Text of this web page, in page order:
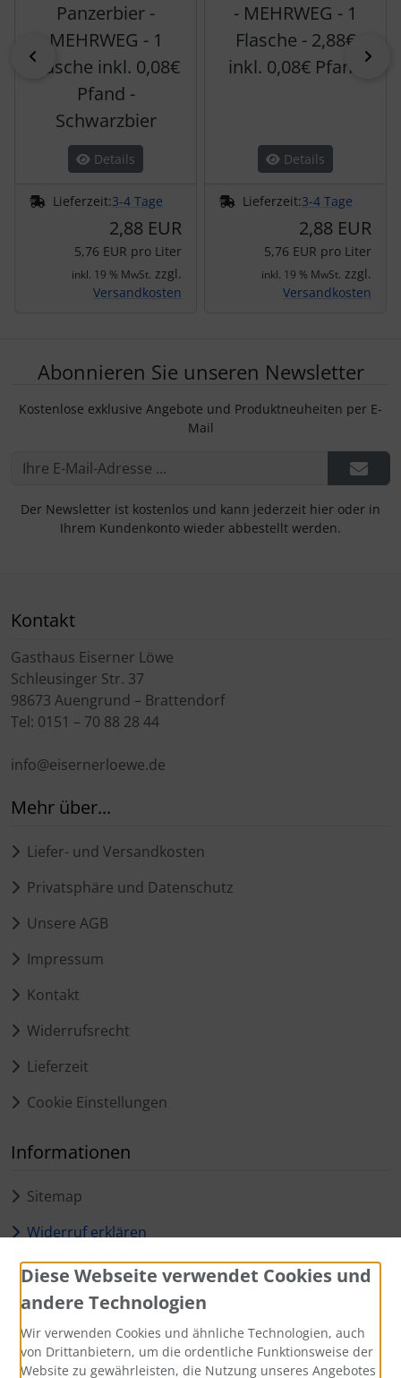
zurück
Panzerbier -
MEHRWEG - 1
Flasche inkl. 0,08€
Pfand -
Schwarzbier
Details
Lieferzeit:3-4 Tage
2,88 EUR
5,76 EUR pro Liter
inkl. 19 % MwSt. zzgl.
Versandkosten
- MEHRWEG - 1
Flasche - 2,88€
inkl. 0,08€ Pfand
Details
Lieferzeit:3-4 Tage
2,88 EUR
5,76 EUR pro Liter
inkl. 19 % MwSt. zzgl.
Versandkosten
Abonnieren Sie unseren Newsletter
Kostenlose exklusive Angebote und Produktneuheiten per E-
Mail
Der Newsletter ist kostenlos und kann jederzeit hier oder in
Ihrem Kundenkonto wieder abbestellt werden.
Kontakt
Gasthaus Eiserner Löwe
Schleusinger Str. 37
98673 Auengrund – Brattendorf
Tel: 0151 – 70 88 28 44
info@eisernerloewe.de
Mehr über...
Liefer- und Versandkosten
Privatsphäre und Datenschutz
Unsere AGB
Impressum
Kontakt
Widerrufsrecht
Lieferzeit
Cookie Einstellungen
Informationen
Sitemap
Widerruf erklären
Zahlungsmethoden
Diese Webseite verwendet Cookies und
andere Technologien
Wir verwenden Cookies und ähnliche Technologien, auch
von Drittanbietern, um die ordentliche Funktionsweise der
Website zu gewährleisten, die Nutzung unseres Angebotes